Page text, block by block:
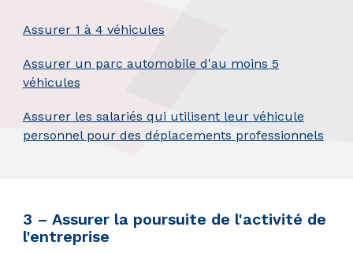
Assurer 1 à 4 véhicules
Assurer un parc automobile d'au moins 5
véhicules
Assurer les salariés qui utilisent leur véhicule
personnel pour des déplacements professionnels
3 – Assurer la poursuite de l'activité de
l'entreprise